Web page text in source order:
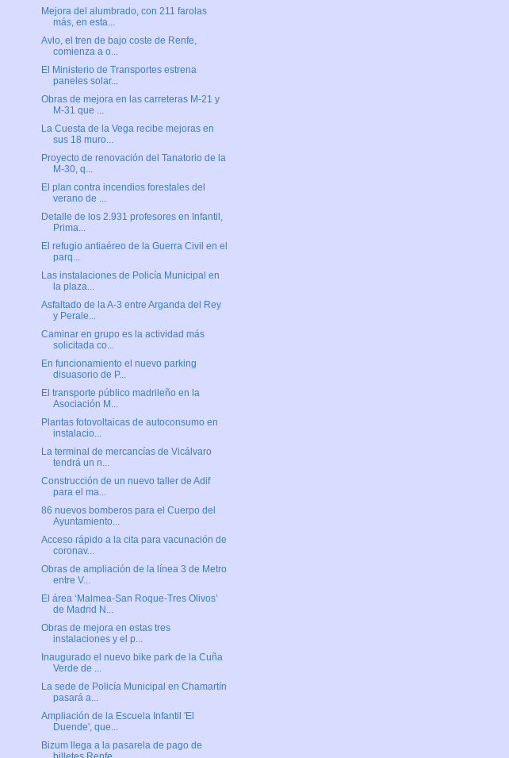
Mejora del alumbrado, con 211 farolas
más, en esta...
Avlo, el tren de bajo coste de Renfe,
comienza a o...
El Ministerio de Transportes estrena
paneles solar...
Obras de mejora en las carreteras M-21 y
M-31 que ...
La Cuesta de la Vega recibe mejoras en
sus 18 muro...
Proyecto de renovación del Tanatorio de la
M-30, q...
El plan contra incendios forestales del
verano de ...
Detalle de los 2.931 profesores en Infantil,
Prima...
El refugio antiaéreo de la Guerra Civil en el
parq...
Las instalaciones de Policía Municipal en
la plaza...
Asfaltado de la A-3 entre Arganda del Rey
y Perale...
Caminar en grupo es la actividad más
solicitada co...
En funcionamiento el nuevo parking
disuasorio de P...
El transporte público madrileño en la
Asociación M...
Plantas fotovoltaicas de autoconsumo en
instalacio...
La terminal de mercancías de Vicálvaro
tendrá un n...
Construcción de un nuevo taller de Adif
para el ma...
86 nuevos bomberos para el Cuerpo del
Ayuntamiento...
Acceso rápido a la cita para vacunación de
coronav...
Obras de ampliación de la línea 3 de Metro
entre V...
El área ‘Malmea-San Roque-Tres Olivos’
de Madrid N...
Obras de mejora en estas tres
instalaciones y el p...
Inaugurado el nuevo bike park de la Cuña
Verde de ...
La sede de Policía Municipal en Chamartín
pasará a...
Ampliación de la Escuela Infantil 'El
Duende', que...
Bizum llega a la pasarela de pago de